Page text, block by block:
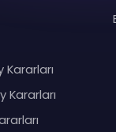
Kararları
Kararları